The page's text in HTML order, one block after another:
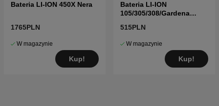
Bateria LI-ION 450X Nera
1765PLN
W magazynie
Kup!
Bateria LI-ION
105/305/308/Gardena
515PLN
W magazynie
Kup!